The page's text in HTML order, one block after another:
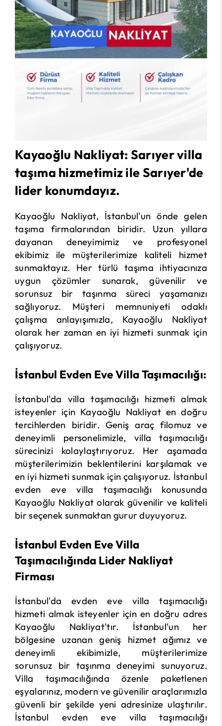
Kayaoğlu Nakliyat: Sarıyer villa
taşıma hizmetimiz ile Sarıyer'de
lider konumdayız.
Kayaoğlu Nakliyat, İstanbul'un önde gelen
taşıma firmalarından biridir. Uzun yıllara
dayanan deneyimimiz ve profesyonel
ekibimiz ile müşterilerimize kaliteli hizmet
sunmaktayız. Her türlü taşıma ihtiyacınıza
uygun çözümler sunarak, güvenilir ve
sorunsuz bir taşınma süreci yaşamanızı
sağlıyoruz. Müşteri memnuniyeti odaklı
çalışma anlayışımızla, Kayaoğlu Nakliyat
olarak her zaman en iyi hizmeti sunmak için
çalışıyoruz.
İstanbul Evden Eve Villa Taşımacılığı:
İstanbul'da villa taşımacılığı hizmeti almak
isteyenler için Kayaoğlu Nakliyat en doğru
tercihlerden biridir. Geniş araç filomuz ve
deneyimli personelimizle, villa taşımacılığı
sürecinizi kolaylaştırıyoruz. Her aşamada
müşterilerimizin beklentilerini karşılamak ve
en iyi hizmeti sunmak için çalışıyoruz. İstanbul
evden eve villa taşımacılığı konusunda
Kayaoğlu Nakliyat olarak güvenilir ve kaliteli
bir seçenek sunmaktan gurur duyuyoruz.
İstanbul Evden Eve Villa
Taşımacılığında Lider Nakliyat
Firması
İstanbul'da evden eve villa taşımacılığı
hizmeti almak isteyenler için en doğru adres
Kayaoğlu Nakliyat'tır. İstanbul'un her
bölgesine uzanan geniş hizmet ağımız ve
deneyimli ekibimizle, müşterilerimize
sorunsuz bir taşınma deneyimi sunuyoruz.
Villa taşımacılığında özenle paketlenen
eşyalarınız, modern ve güvenilir araçlarımızla
güvenli bir şekilde yeni adresinize ulaştırılır.
İstanbul evden eve villa taşımacılığı